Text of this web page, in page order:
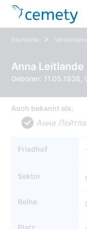
Startseite >
Anna Leitlande
Geboren: 11.05.1936,
Auch bekannt als:
Анна
Friedhof
Sektor
Reihe